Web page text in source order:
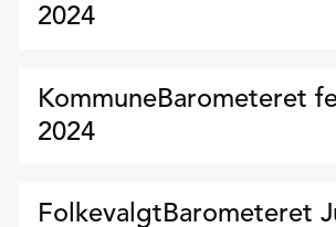
2024
KommuneBarometeret
2024
FolkevalgtBarometeret